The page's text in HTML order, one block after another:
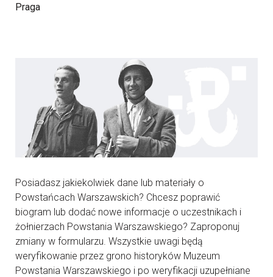
Praga
Posiadasz jakiekolwiek dane lub materiały o
Powstańcach Warszawskich? Chcesz poprawić
biogram lub dodać nowe informacje o uczestnikach i
żołnierzach Powstania Warszawskiego? Zaproponuj
zmiany w formularzu. Wszystkie uwagi będą
weryfikowanie przez grono historyków Muzeum
Powstania Warszawskiego i po weryfikacji uzupełniane